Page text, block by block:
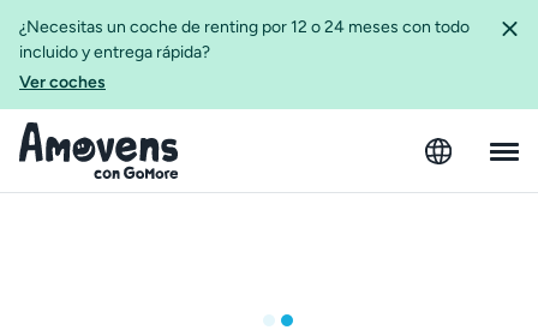
¿Necesitas un coche de renting por 12 o 24 meses con todo
incluido y entrega rápida?
Ver coches